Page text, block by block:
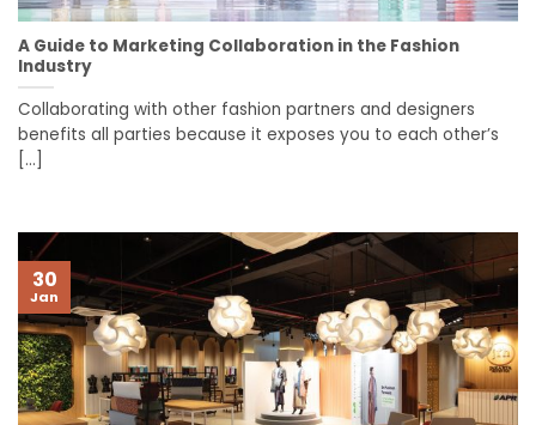
A Guide to Marketing Collaboration in the Fashion
Industry
Collaborating with other fashion partners and designers
benefits all parties because it exposes you to each other’s
[...]
30
Jan